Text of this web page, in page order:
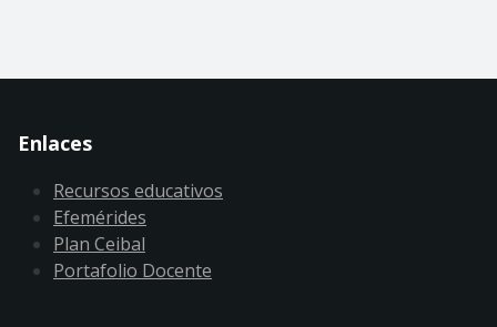
Enlaces
Recursos educativos
Efemérides
Plan Ceibal
Portafolio Docente